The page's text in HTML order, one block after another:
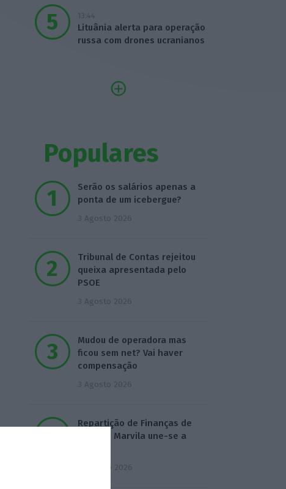
13:44
Lituânia alerta para operação
russa com drones ucranianos
Populares
Serão os salários apenas a
ponta de um icebergue?
3 Agosto 2026
Tribunal de Contas rejeitou
queixa apresentada pelo
PSOE
3 Agosto 2026
Mudou de operadora mas
ficou sem net? Vai haver
compensação
3 Agosto 2026
Repartição de Finanças de
Beato e Marvila une-se a
4 Agosto 2026